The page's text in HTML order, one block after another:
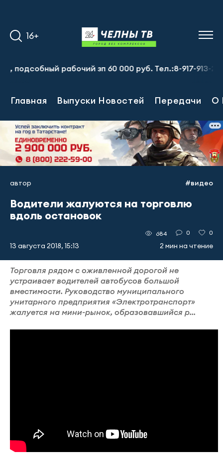
16+
рабочий зп 60 000 руб. Тел.:8-917-913-20-71
Главная Выпуски Новостей Передачи О
автор #видео
Водители жалуются на торговлю
вдоль остановок
13 августа 2018, 15:13
684 0 0
2 мин на чтение
Торговля рядом с оживленной дорогой не
устраивает водителей автобусов большой
вместимости. Руководство муниципального
унитарного предприятия «Электротранспорт»
жалуется на мини-рынок, образовавшийся р...